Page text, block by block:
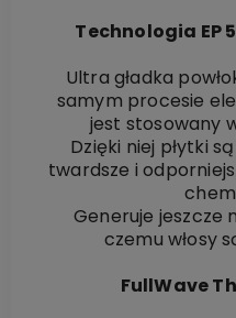
Technologia EP
Ultra gładka
samym procesie
jest stosowany
Dzięki niej płytki
twardsze i
Generuje jeszcze
czemu włosy
FullWave